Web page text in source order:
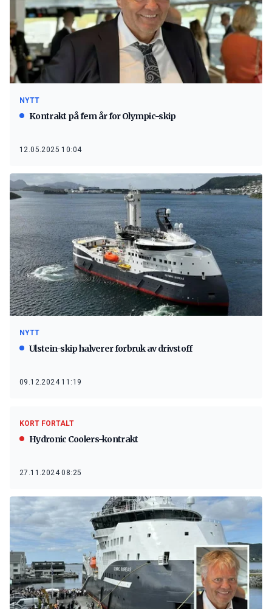
NYTT
Kontrakt på fem år for Olympic-skip
12.05.2025 10:04
NYTT
Ulstein-skip halverer forbruk av drivstoff
09.12.2024 11:19
KORT FORTALT
Hydronic Coolers-kontrakt
27.11.2024 08:25